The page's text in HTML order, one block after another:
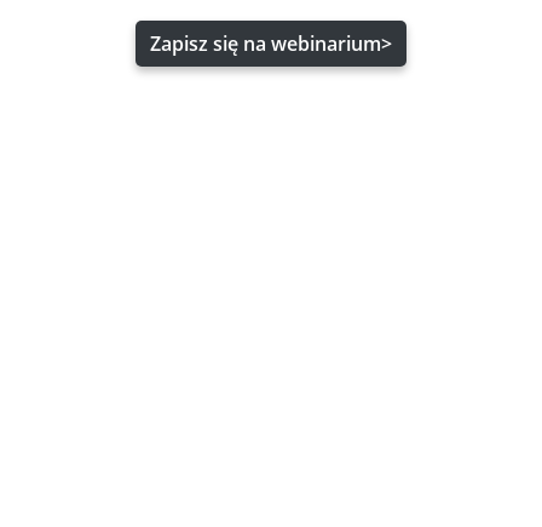
Zapisz się na webinarium>